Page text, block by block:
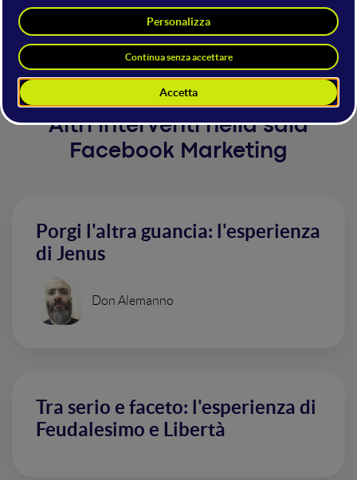
aziende per non essere tagliate fuori e scalare una
nuova "SERP", quella dei social media.
Altri interventi nella sala
Facebook Marketing
Porgi l'altra guancia: l'esperienza
di Jenus
Don Alemanno
Tra serio e faceto: l'esperienza di
Feudalesimo e Libertà